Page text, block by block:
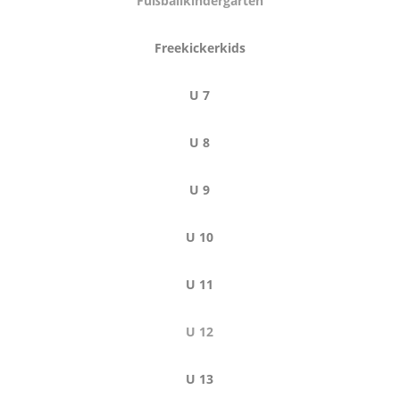
Freekickerkids
U 7
U 8
U 9
U 10
U 11
U 12
U 13